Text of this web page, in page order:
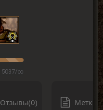
5037/∞
Отзывы(0)